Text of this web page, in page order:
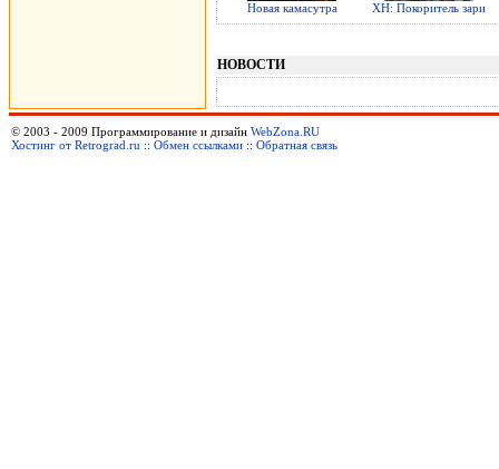
Новая камасутра ХН: Покоритель зари
НОВОСТИ
© 2003 - 2009 Программирование и дизайн WebZona.RU
Хостинг от Retrograd.ru :: Обмен ссылками :: Обратная связь